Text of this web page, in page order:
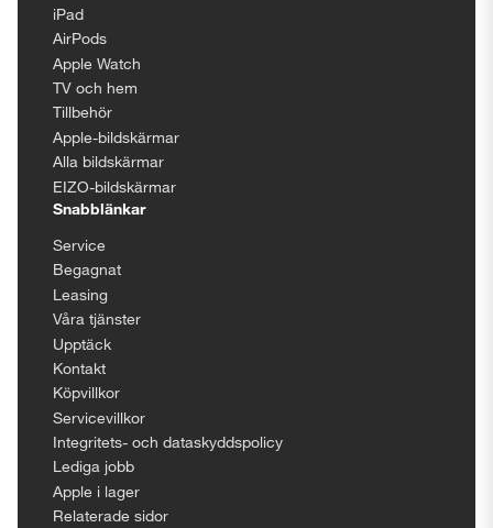
iPad
AirPods
Apple Watch
TV och hem
Tillbehör
Apple-bildskärmar
Alla bildskärmar
EIZO-bildskärmar
Snabblänkar
Service
Begagnat
Leasing
Våra tjänster
Upptäck
Kontakt
Köpvillkor
Servicevillkor
Integritets- och dataskyddspolicy
Lediga jobb
Apple i lager
Relaterade sidor